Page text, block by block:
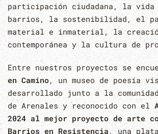
participación ciudadana, la vida
barrios, la sostenibilidad, el
material e inmaterial, la
contemporánea y la cultura de
Entre nuestros proyectos se
en Camino, un museo de poesía
desarrollado junto a la
de Arenales y reconocido con el
2024 al mejor proyecto de arte
Barrios en Resistencia , una